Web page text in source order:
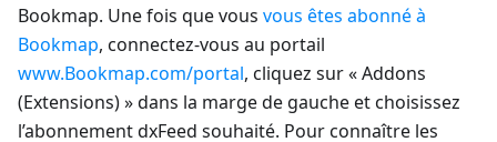
Bookmap. Une fois que vous vous êtes abonné à
Bookmap, connectez-vous au portail
www.Bookmap.com/portal, cliquez sur « Addons
(Extensions) » dans la marge de gauche et choisissez
l’abonnement dxFeed souhaité. Pour connaître les